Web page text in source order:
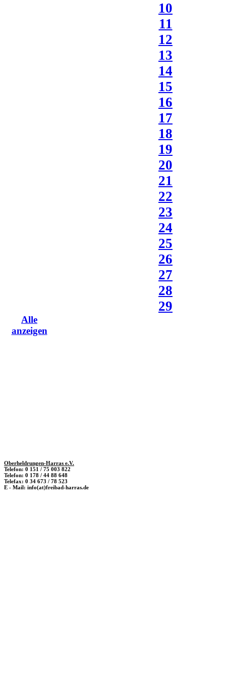
10
11
12
13
14
15
16
17
18
19
20
21
22
23
24
25
26
27
28
29
Alle
anzeigen
Oberheldrungen-Harras e.V.
Telefon: 0 151 / 75 003 822
Telefon: 0 178 / 44 88 648
Telefax: 0 34 673 / 78 523
E - Mail: info(at)freibad-harras.de